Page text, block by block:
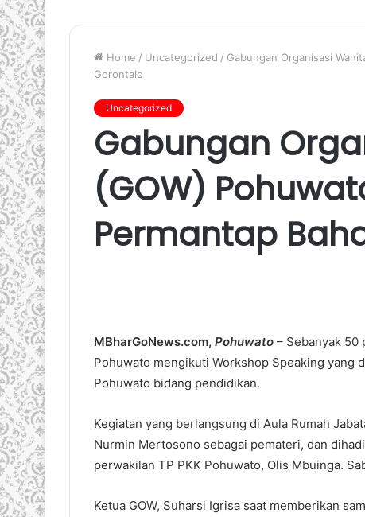
Home / Uncategorized / Gabungan Organisasi
Gorontalo
Uncategorized
Gabungan
(GOW)
Permantap
MBharGoNews.com, Pohuwato – Sebanyak 50
Pohuwato mengikuti Workshop Speaking yang
Pohuwato bidang pendidikan.
Kegiatan yang berlangsung di Aula Rumah
Nurmin Mertosono sebagai pemateri, dan
perwakilan TP PKK Pohuwato, Olis Mbuinga.
Ketua GOW, Suharsi Igrisa saat memberikan